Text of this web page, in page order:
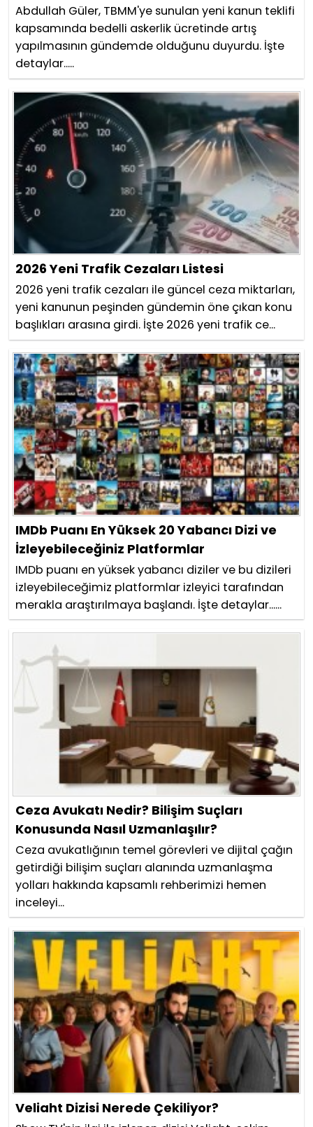
Abdullah Güler, TBMM'ye sunulan yeni kanun teklifi
kapsamında bedelli askerlik ücretinde artış
yapılmasının gündemde olduğunu duyurdu. İşte
detaylar.....
2026 Yeni Trafik Cezaları Listesi
2026 yeni trafik cezaları ile güncel ceza miktarları,
yeni kanunun peşinden gündemin öne çıkan konu
başlıkları arasına girdi. İşte 2026 yeni trafik ce...
IMDb Puanı En Yüksek 20 Yabancı Dizi ve
İzleyebileceğiniz Platformlar
IMDb puanı en yüksek yabancı diziler ve bu dizileri
izleyebileceğimiz platformlar izleyici tarafından
merakla araştırılmaya başlandı. İşte detaylar......
Ceza Avukatı Nedir? Bilişim Suçları
Konusunda Nasıl Uzmanlaşılır?
Ceza avukatlığının temel görevleri ve dijital çağın
getirdiği bilişim suçları alanında uzmanlaşma
yolları hakkında kapsamlı rehberimizi hemen
inceleyi...
Veliaht Dizisi Nerede Çekiliyor?